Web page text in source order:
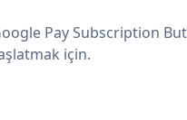
Pay Subscription
için.